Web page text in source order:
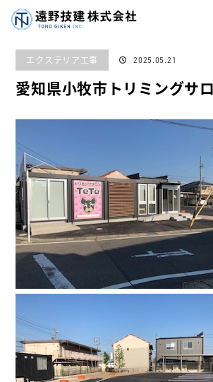
施工実績
エクステリア工事
エクステリア工事 2025.05.21
愛知県小牧市トリミングサ